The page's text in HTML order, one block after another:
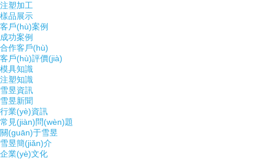
注塑加工
樣品展示
客戶(hù)案例
成功案例
合作客戶(hù)
客戶(hù)評價(jià)
模具知識
注塑知識
雪昱資訊
雪昱新聞
行業(yè)資訊
常見(jiàn)問(wèn)題
關(guān)于雪昱
雪昱簡(jiǎn)介
企業(yè)文化